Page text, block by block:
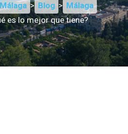
> Blog > Málaga
es lo mejor que tiene?